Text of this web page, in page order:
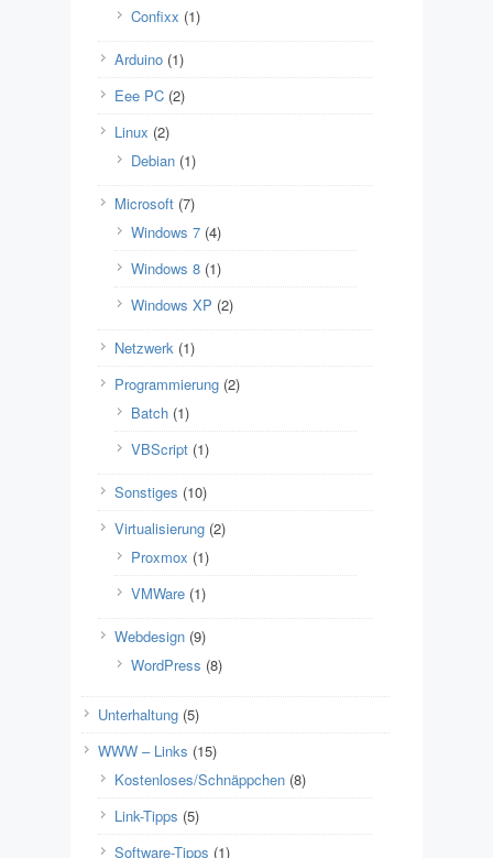
Confixx (1)
Arduino (1)
Eee PC (2)
Linux (2)
Debian (1)
Microsoft (7)
Windows 7 (4)
Windows 8 (1)
Windows XP (2)
Netzwerk (1)
Programmierung (2)
Batch (1)
VBScript (1)
Sonstiges (10)
Virtualisierung (2)
Proxmox (1)
VMWare (1)
Webdesign (9)
WordPress (8)
Unterhaltung (5)
WWW – Links (15)
Kostenloses/Schnäppchen (8)
Link-Tipps (5)
Software-Tipps (1)